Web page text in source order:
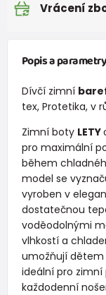
Vrácení
Popis a parametry
Dívčí zimní
tex, Protetika, v
Zimní boty LETY
pro maximální
během
model se
vyroben v
dostatečnou
voděodolnými
vlhkostí a
umožňují dětem
ideální pro zimní
každodenní